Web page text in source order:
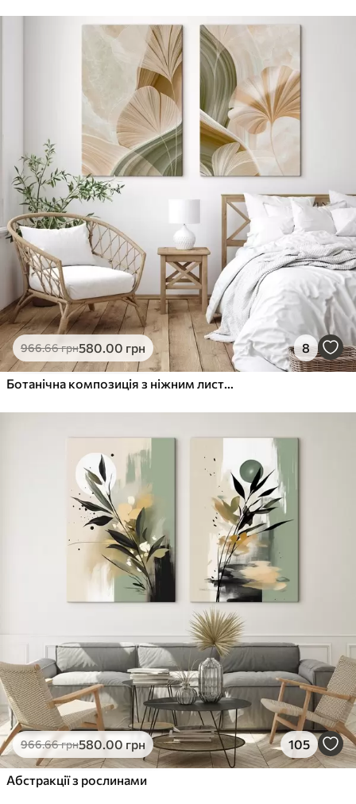
Від290.00
Яскраві, насичені кольори
Стійкість до вицвітання
Безпечне чорнило без запаху
Поверхня з текстурою полотна
Екологічний матеріал
Преміум
Від363 .00грн
✓Яскраві, насичені кольори
✓Стійкість до вицвітання
✓Безпечне чорнило без запаху
✓Поверхня з текстурою полотна
✗Екологічний матеріал
Еко-Преміум
.00 грн
✓Яскраві, насичені кольори
Поверхня з текстурою полотна
Екологічний матеріал
966.66грн580.00 грн 8
Ботанічна композиція з ніжним листям
966.66грн580.00 грн 105
Абстракції з рослинами